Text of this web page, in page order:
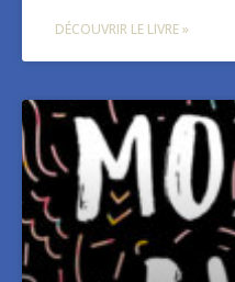
DÉCOUVRIR LE LIVRE »